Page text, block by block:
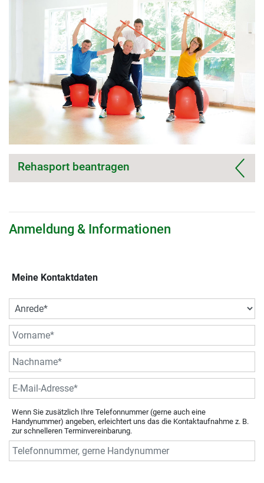
Rehasport beantragen
Anmeldung & Informationen
Meine Kontaktdaten
Wenn Sie zusätzlich Ihre Telefonnummer (gerne auch eine
Handynummer) angeben, erleichtert uns das die Kontaktaufnahme z. B.
zur schnelleren Terminvereinbarung.